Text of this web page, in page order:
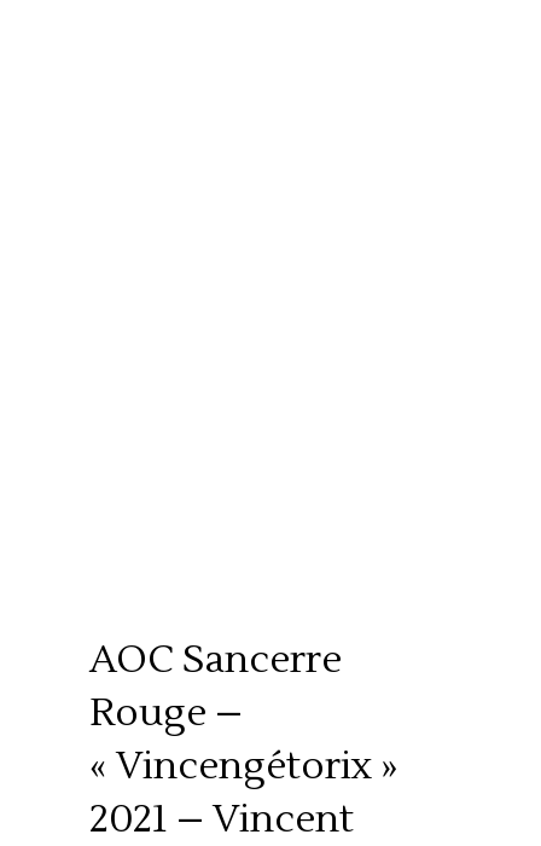
AOC Sancerre
Rouge –
« Vincengétorix »
2021 – Vincent